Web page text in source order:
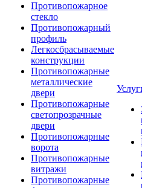
Противопожарное
стекло
Противопожарный
профиль
Легкосбрасываемые
конструкции
Противопожарные
металлические
двери
Противопожарные
светопрозрачные
двери
Противопожарные
ворота
Противопожарные
витражи
Противопожарные